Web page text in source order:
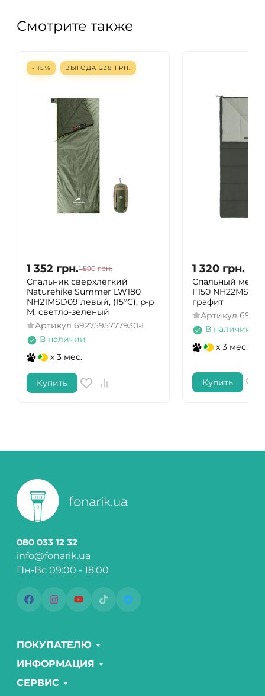
Смотрите также
- 15% ВЫГОДА 238 ГРН.
1 352 грн.1 590 грн.
Спальник сверхлегкий
Naturehike Summer LW180
NH21MSD09 левый, (15°C), p-p
M, светло-зеленый
Артикул 6927595777930-L
В наличии
x 3 мес.
Купить
1 320 грн.
Спальный
F150
графит
Артикул
В наличии
x 3 мес.
Купить
080 033 12 32
info@fonarik.ua
Пн-Вс 09:00 - 18:00
ПОКУПАТЕЛЮ
ИНФОРМАЦИЯ
СЕРВИС